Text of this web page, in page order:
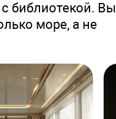
библиотекой. Вы
море, а не